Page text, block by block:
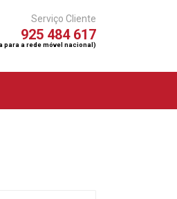
Serviço Cliente
925 484 617
para a rede móvel nacional)